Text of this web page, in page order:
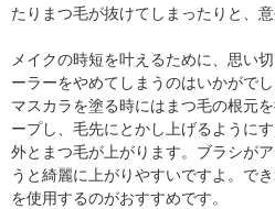
たりまつ毛が抜けてしまったりと、
メイクの時短を叶えるために、思い
ーラーをやめてしまうのはいかがでし
マスカラを塗る時にはまつ毛の根元
ープし、毛先にとかし上げるように
外とまつ毛が上がります。ブラシが
うと綺麗に上がりやすいですよ。で
を使用するのがおすすめです。